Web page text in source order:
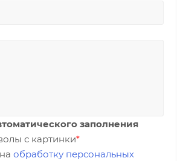
заполнения
с картинки*
обработку персональных